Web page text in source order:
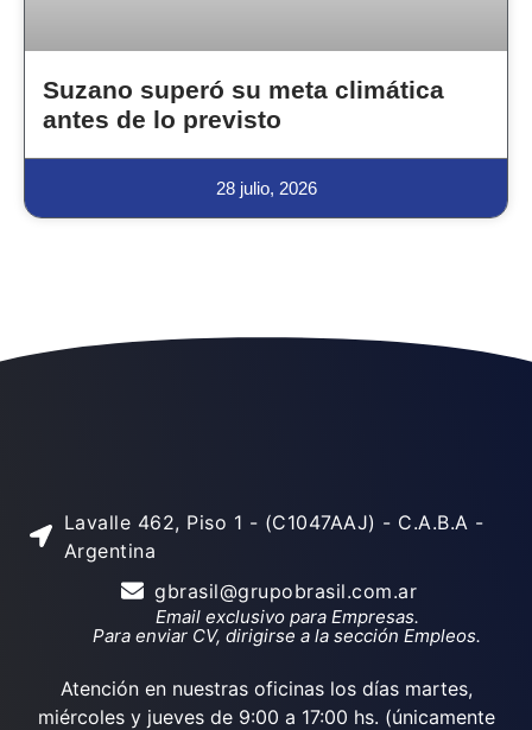
Suzano superó su meta climática
antes de lo previsto
28 julio, 2026
Lavalle 462, Piso 1 - (C1047AAJ) - C.A.B.A -
Argentina
gbrasil@grupobrasil.com.ar
Email exclusivo para Empresas.
Para enviar CV, dirigirse a la sección Empleos.
Atención en nuestras oficinas los días martes,
miércoles y jueves de 9:00 a 17:00 hs. (únicamente